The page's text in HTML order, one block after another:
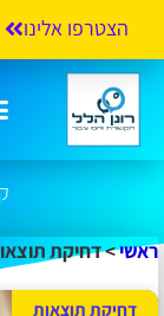
הצטרפו אלינו
ראשי>דחיקת
דחיקת תוצאות